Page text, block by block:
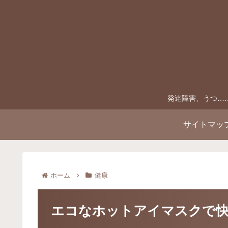
発達障害、うつ
サイトマッ
ホーム 健康
エコなホットアイマスクで